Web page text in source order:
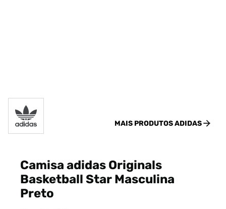
MAIS PRODUTOSADIDAS
Camisa adidas Originals
Basketball Star Masculina
Preto